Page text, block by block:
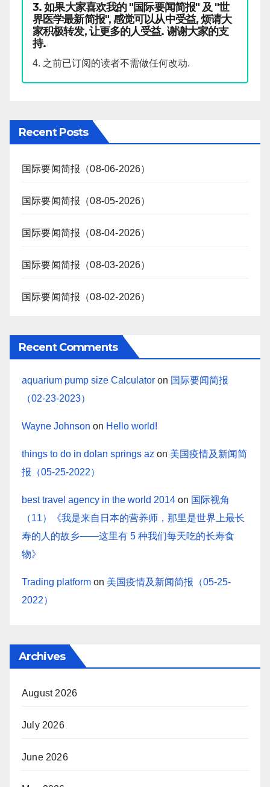
3. 如果大家喜欢我的 "国际要闻简报" 及 "世
界医学最新简报", 感觉可以从中受益, 烦请大
家积极转发, 让更多的人受益. 谢谢大家的支
持.
4. 之前已订阅的读者不需做任何改动.
Recent Posts
国际要闻简报（08-06-2026）
国际要闻简报（08-05-2026）
国际要闻简报（08-04-2026）
国际要闻简报（08-03-2026）
国际要闻简报（08-02-2026）
Recent Comments
aquarium pump size Calculator on 国际要闻简报
（02-23-2023）
Wayne Johnson on Hello world!
things to do in dolan springs az on 美国疫情及新闻简
报（05-25-2022）
best travel agency in the world 2014 on 国际视角
（11）《我是来自日本的营养师，那里是世界上最长
寿的人的故乡——这里有 5 种我们每天吃的长寿食
物》
Trading platform on 美国疫情及新闻简报（05-25-
2022）
Archives
August 2026
July 2026
June 2026